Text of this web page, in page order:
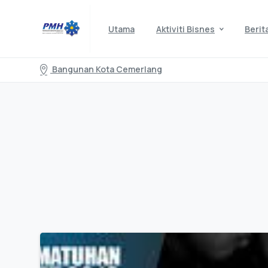
Utama Aktiviti Bisnes
Bangunan Kota Cemerlang